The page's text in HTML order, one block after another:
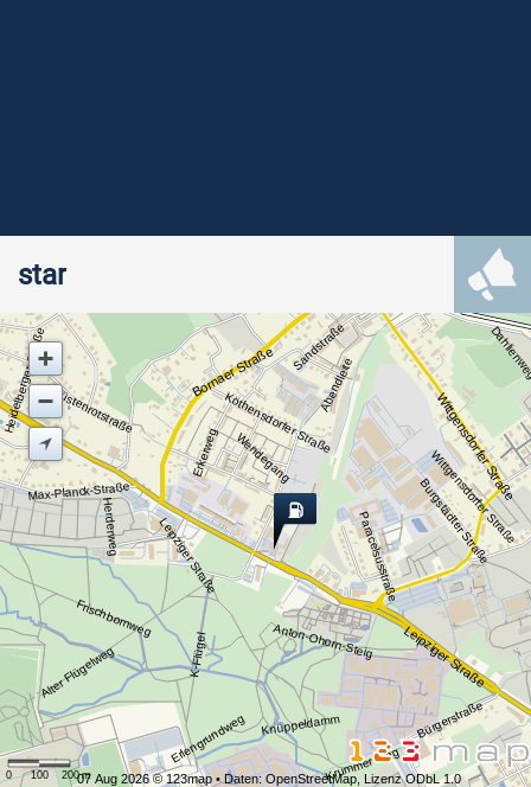
star
Leipziger Straße
Bornaer Straße
Wittgensdorfer Straße
Abendleite
Köthensdorfer Straße
Sandstraße
Wendegang
Erkerweg
Wüstenrotstraße
Burgstädter Straße
Paracelsusstraße
Bürgerstraße
Leipziger Straße
Heidelberger Straße
Max-Planck-Straße Wittgensdorfer Straße
Herderweg
Knüppeldamm
Krummer Weg
K-Flügel
Alter Flügelweg
Frischbornweg
Erlengrundweg
Anton-Ohorn-Steig
0 100 200 m
07 Aug 2026 © 123map• Daten:OpenStreetMap Lizenz ODbL 1.0